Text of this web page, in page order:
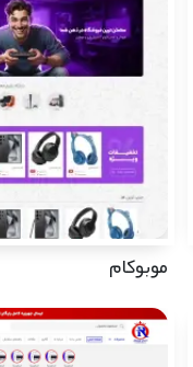
موبوکام